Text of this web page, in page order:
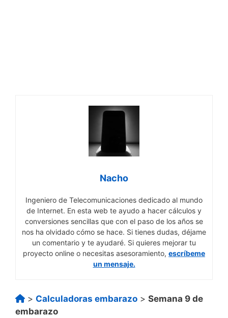
Nacho
Ingeniero de Telecomunicaciones dedicado al mundo
de Internet. En esta web te ayudo a hacer cálculos y
conversiones sencillas que con el paso de los años se
nos ha olvidado cómo se hace. Si tienes dudas, déjame
un comentario y te ayudaré. Si quieres mejorar tu
proyecto online o necesitas asesoramiento, escríbeme
un mensaje.
> Calculadoras embarazo > Semana 9 de
embarazo